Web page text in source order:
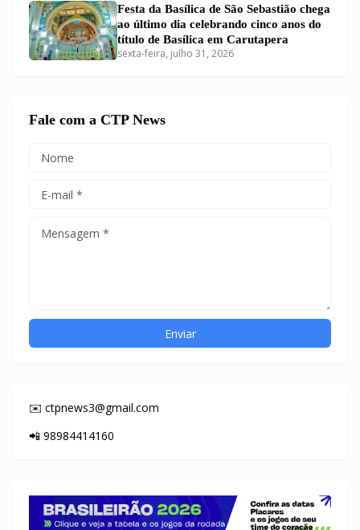
Festa da Basílica de São Sebastião chega
ao último dia celebrando cinco anos do
título de Basílica em Carutapera
sexta-feira, julho 31, 2026
Fale com a CTP News
✉️ ctpnews3@gmail.com
📲 98984414160